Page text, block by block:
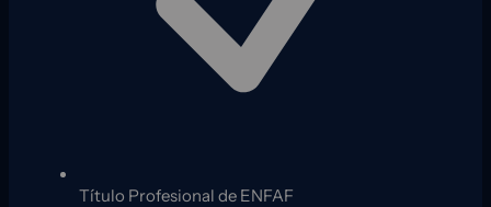
Título Profesional de ENFAF